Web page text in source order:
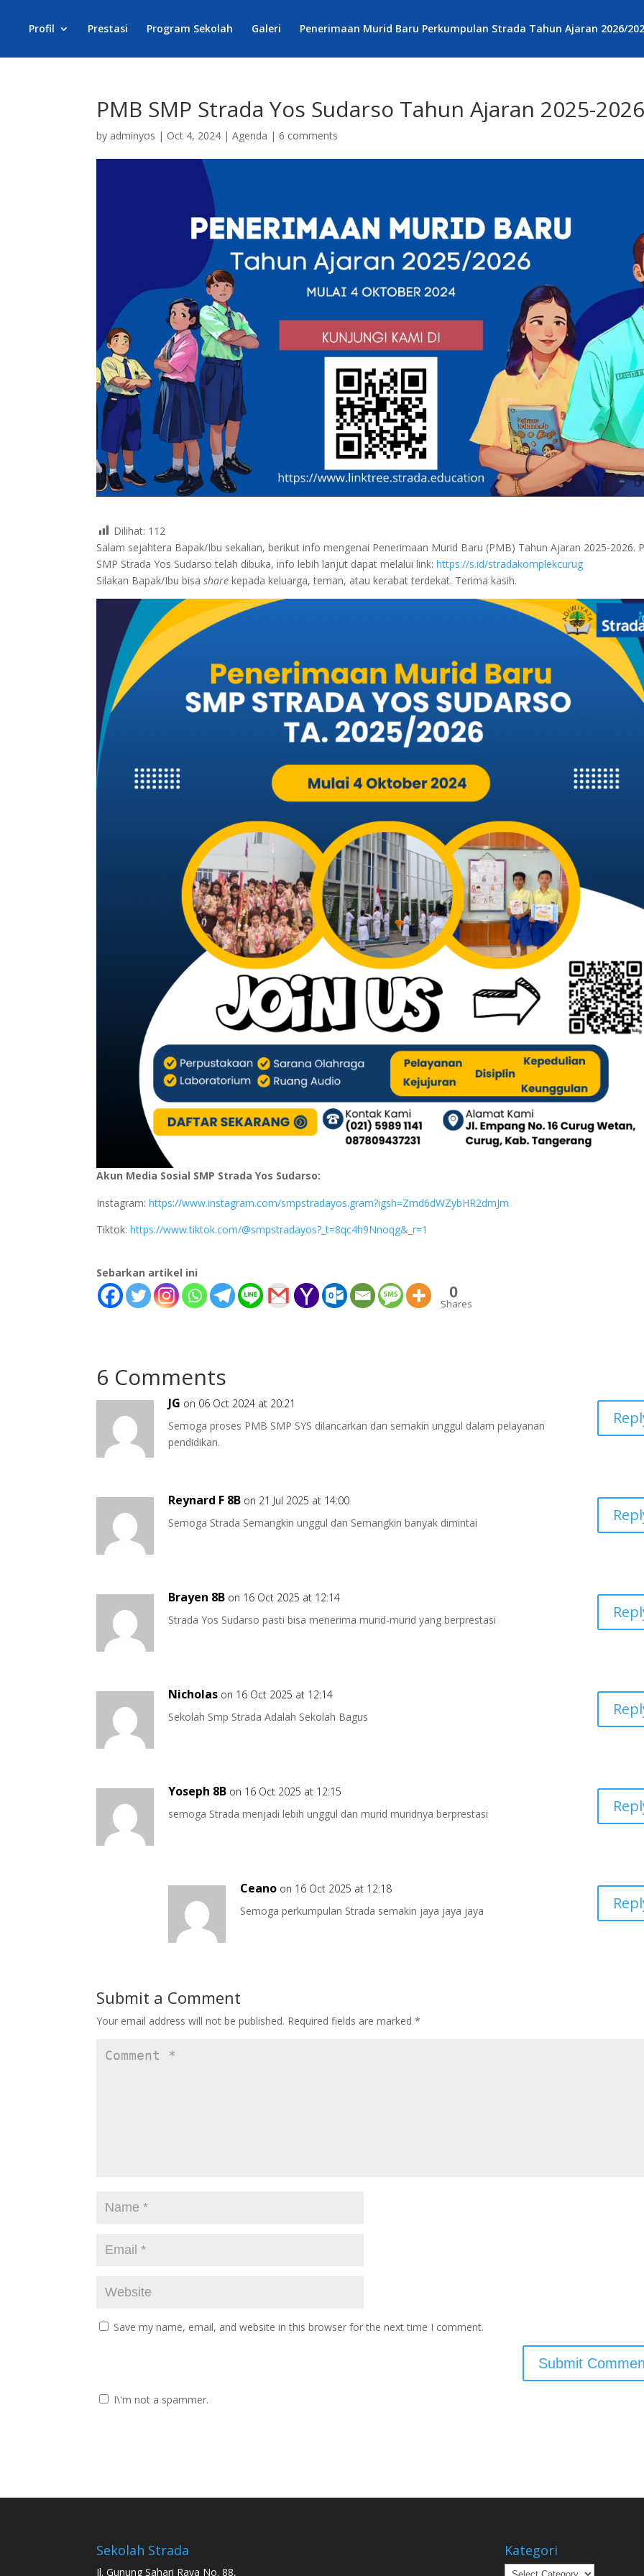
Profil Prestasi Program Sekolah Galeri Penerimaan Murid Baru Perkumpulan Strada Tahun Ajaran 2026/
PMB SMP Strada Yos Sudarso Tahun Ajaran 2025-
by adminyos | Oct 4, 2024 |Agenda |6 comments
Dilihat: 112
Salam sejahtera Bapak/Ibu sekalian, berikut info mengenai Penerimaan Murid Baru (PMB) Tahun Ajaran 2025-2026.
SMP Strada Yos Sudarso telah dibuka, info lebih lanjut dapat melalui link:https://s.id/stradakomplekcurug
Silakan Bapak/Ibu bisashare kepada keluarga, teman, atau kerabat terdekat. Terima kasih.
Akun Media Sosial SMP Strada Yos Sudarso:
Instagram:https://www.instagram.com/smpstradayos.gram?igsh=Zmd6dWZybHR2dmJm
Tiktok:https://www.tiktok.com/@smpstradayos?_t=8qc4h9Nnoqg&_r=1
Sebarkan artikel ini
0
Shares
6 Comments
JG on 06 Oct 2024 at 20:21
Semoga proses PMB SMP SYS dilancarkan dan semakin unggul dalam pelayanan
pendidikan.
Reynard F 8B on 21 Jul 2025 at 14:00
Semoga Strada Semangkin unggul dan Semangkin banyak dimintai
Brayen 8B on 16 Oct 2025 at 12:14
Strada Yos Sudarso pasti bisa menerima murid-murid yang berprestasi
Nicholas on 16 Oct 2025 at 12:14
Sekolah Smp Strada Adalah Sekolah Bagus
Yoseph 8B on 16 Oct 2025 at 12:15
semoga Strada menjadi lebih unggul dan murid muridnya berprestasi
Ceano on 16 Oct 2025 at 12:18
Semoga perkumpulan Strada semakin jaya jaya jaya
Submit a Comment
Your email address will not be published. Required fields are marked*
Save my name, email, and website in this browser for the next time I comment.
I\'m not a spammer.
Sekolah Strada
Jl. Gunung Sahari Raya No. 88,
Kategori
Kategori